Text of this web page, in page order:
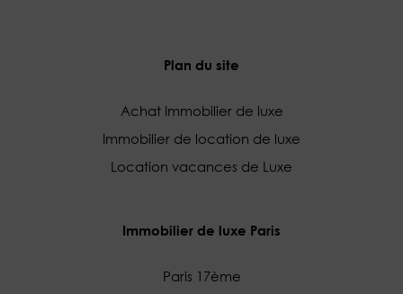
Plan du site
Achat Immobilier de luxe
Immobilier de location de luxe
Location vacances de Luxe
Immobilier de luxe Paris
Paris 17ème